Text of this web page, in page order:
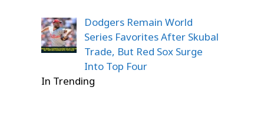
Dodgers Remain World
Series Favorites After Skubal
Trade, But Red Sox Surge
Into Top Four
In Trending